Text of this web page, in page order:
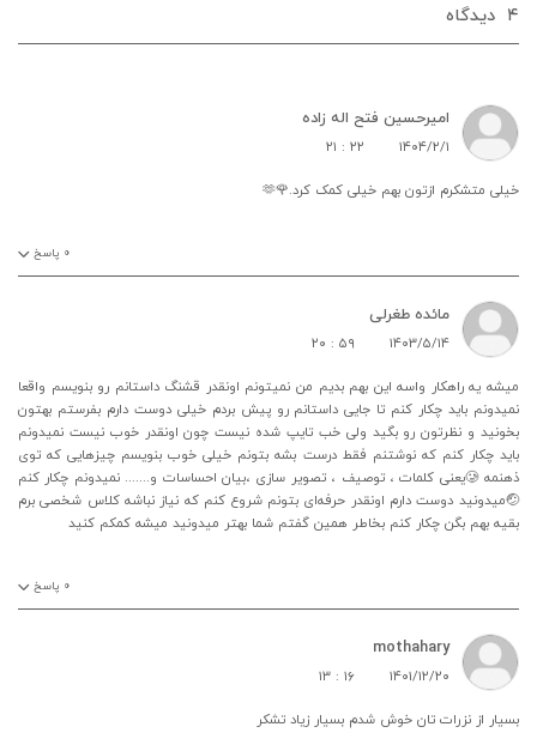
۴ دیدگاه‌
امیرحسین فتح اله زاده
۱۴۰۴/۲/۱ ۲۱ : ۲۲
خیلی متشکرم ازتون بهم خیلی کمک کرد.🌹🫶
۰ پاسخ
مائده طغرلی
۱۴۰۳/۵/۱۴ ۲۰ : ۵۹
میشه یه راهکار واسه این بهم بدیم من نمیتونم اونقدر قشنگ داستانم رو بنویسم واقعا
نمیدونم باید چکار کنم تا جایی داستانم رو پیش بردم خیلی دوست دارم بفرستم بهتون
بخونید و نظرتون رو بگید ولی خب تایپ شده نیست چون اونقدر خوب نیست نمیدونم
باید چکار کنم که نوشتنم فقط درست بشه بتونم خیلی خوب بنویسم چیزهایی که توی
ذهنمه 🥲یعنی کلمات ، توصیف ، تصویر سازی ،بیان احساسات و....... نمیدونم چکار کنم
🤕میدونید دوست دارم اونقدر حرفه‌ای بتونم شروع کنم که نیاز نباشه کلاس شخصی برم
بقیه بهم بگن چکار کنم بخاطر همین گفتم شما بهتر میدونید میشه کمکم کنید
۰ پاسخ
mothahary
۱۴۰۱/۱۲/۲۰ ۱۳ : ۱۶
بسیار از نزرات تان خوش شدم بسیار زیاد تشکر